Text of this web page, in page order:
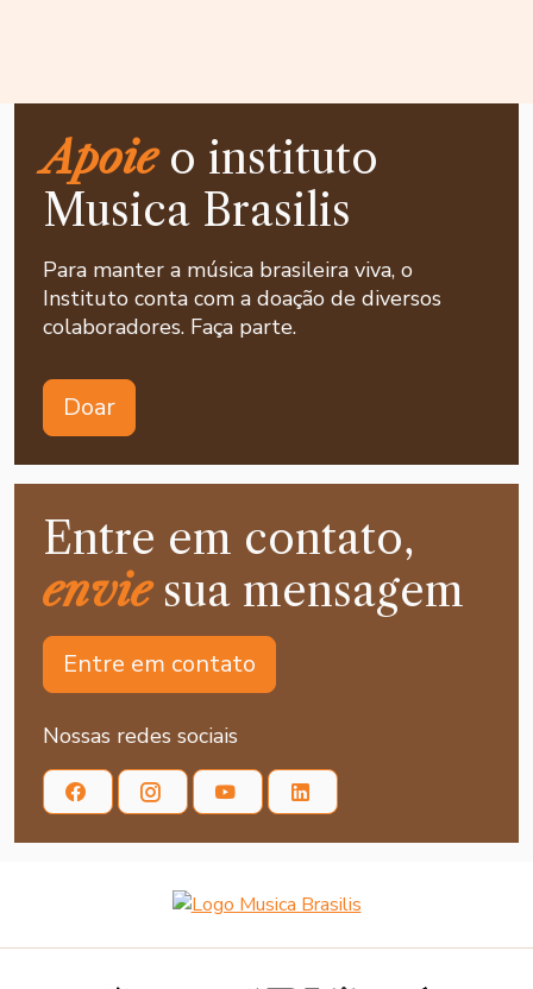
Apoieo instituto
Musica Brasilis
Para manter a música brasileira viva, o
Instituto conta com a doação de diversos
colaboradores. Faça parte.
Doar
Entre em contato,
enviesua mensagem
Entre em contato
Nossas redes sociais